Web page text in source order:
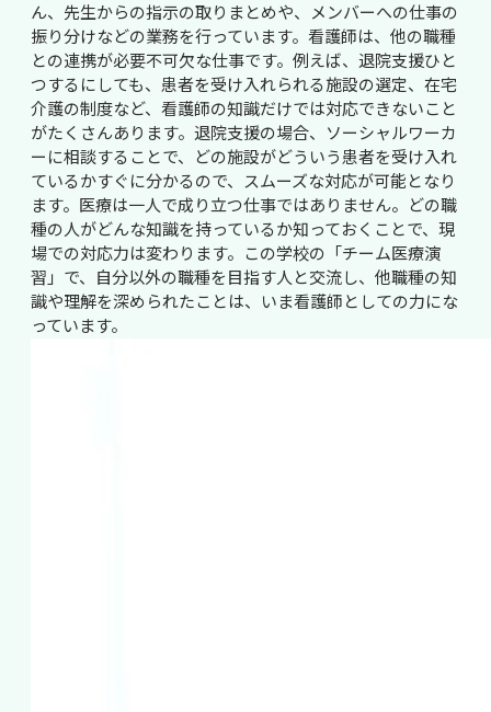
ん、先生からの指示の取りまとめや、メンバーへの仕事の
振り分けなどの業務を行っています。看護師は、他の職種
との連携が必要不可欠な仕事です。例えば、退院支援ひと
つするにしても、患者を受け入れられる施設の選定、在宅
介護の制度など、看護師の知識だけでは対応できないこと
がたくさんあります。退院支援の場合、ソーシャルワーカ
ーに相談することで、どの施設がどういう患者を受け入れ
ているかすぐに分かるので、スムーズな対応が可能となり
ます。医療は一人で成り立つ仕事ではありません。どの職
種の人がどんな知識を持っているか知っておくことで、現
場での対応力は変わります。この学校の「チーム医療演
習」で、自分以外の職種を目指す人と交流し、他職種の知
識や理解を深められたことは、いま看護師としての力にな
っています。